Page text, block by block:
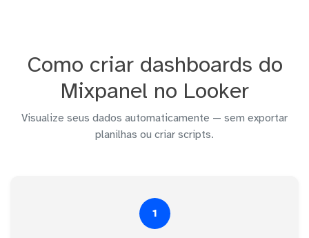
Como criar dashboards do
Mixpanel no Looker
Visualize seus dados automaticamente — sem exportar
planilhas ou criar scripts.
1